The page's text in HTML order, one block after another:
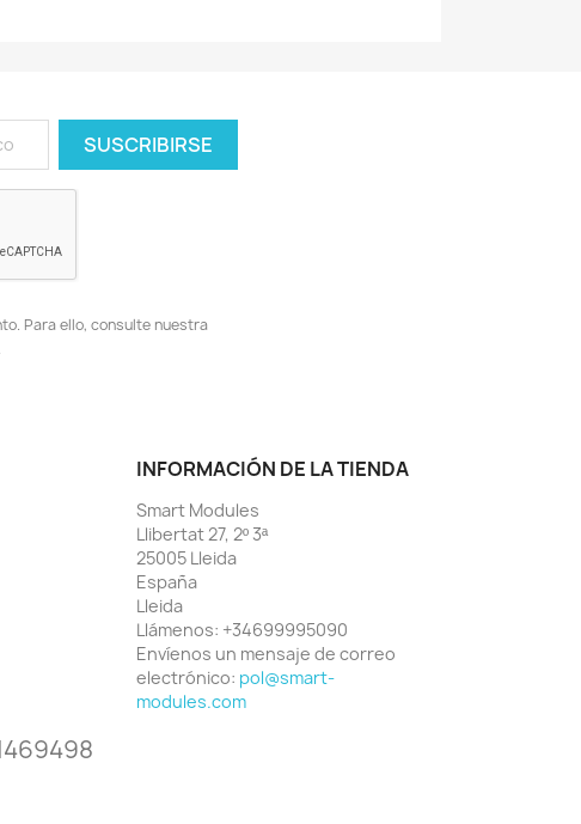
Para ello, consulte nuestra
INFORMACIÓN DE LA TIENDA
Smart Modules
Llibertat 27, 2º 3ª
25005 Lleida
España
Lleida
Llámenos: +34699995090
Envíenos un mensaje de correo
electrónico: pol@smart-
modules.com